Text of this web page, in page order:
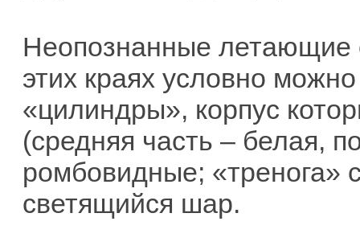
Неопознанные летающие
этих краях условно
«цилиндры», корпус
(средняя часть – белая,
ромбовидные; «тренога»
светящийся шар.